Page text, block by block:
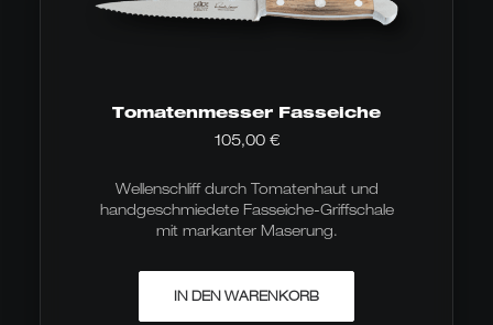
Tomatenmesser Fasseiche
105,00 €
Wellenschliff durch Tomatenhaut und
handgeschmiedete Fasseiche-Griffschale
mit markanter Maserung.
IN DEN WARENKORB